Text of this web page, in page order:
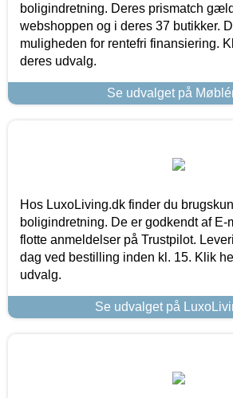
boligindretning. Deres prismatch
webshoppen og i deres 37 butikker.
muligheden for rentefri finansiering.
deres udvalg.
Se udvalget på
Hos LuxoLiving.dk finder du
boligindretning. De er godkendt af
flotte anmeldelser på Trustpilot.
dag ved bestilling inden kl. 15. Klik
udvalg.
Se udvalget på